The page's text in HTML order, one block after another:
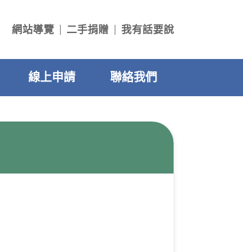
網站導覽 二手捐贈 我有話要說
線上申請 聯絡我們